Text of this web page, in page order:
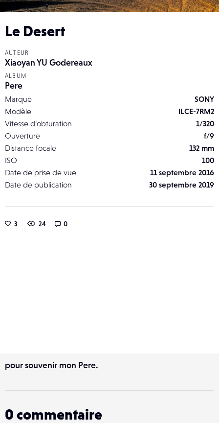
Le Desert
AUTEUR
Xiaoyan YU Godereaux
ALBUM
Pere
Marque
SONY
Modèle
ILCE-7RM2
Vitesse d’obturation
1/320
Ouverture
f/9
Distance focale
132 mm
ISO
100
Date de prise de vue
11 septembre 2016
Date de publication
30 septembre 2019
3 24 0
pour souvenir mon Pere.
0 commentaire